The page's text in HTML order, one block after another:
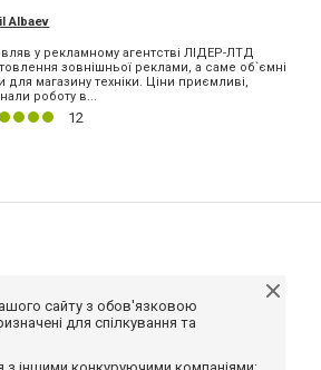
Albaev
у рекламному агентстві ЛІДЕР-ЛТД
зовнішньої реклами, а саме об`ємні
для магазину техніки. Ціни приємливі,
роботу в...
12
сайту з обов'язковою
для спілкування та